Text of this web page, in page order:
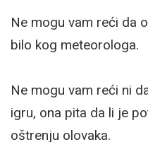
Ne mogu vam reći da
bilo kog meteorologa.
Ne mogu vam reći ni
igru, ona pita da li je
oštrenju olovaka.